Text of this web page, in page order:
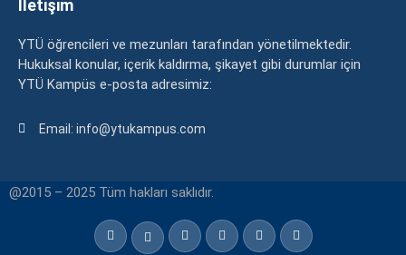
İletişim
YTÜ öğrencileri ve mezunları tarafından yönetilmektedir.
Hukuksal konular, içerik kaldırma, şikayet gibi durumlar için
YTÜ Kampüs e-posta adresimiz:
Email: info@ytukampus.com
@2015 – 2025 Tüm hakları saklıdır.